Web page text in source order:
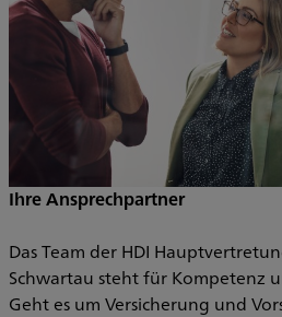
Ihre Ansprechpartner
Das Team der HDI
Schwartau steht für Kompetenz
Geht es um Versicherung und